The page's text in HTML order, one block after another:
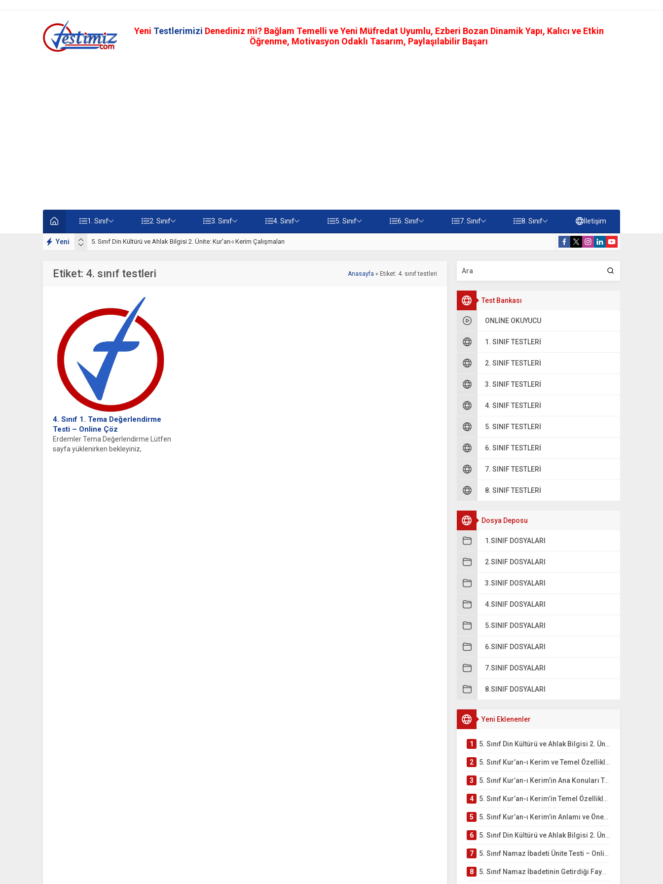
Yeni Testlerimizi Denediniz mi? Bağlam Temelli ve Yeni Müfredat Uyumlu, Ezberi Bozan Dinamik Yapı, Kalıcı ve Etkin
Öğrenme, Motivasyon Odaklı Tasarım, Paylaşılabilir Başarı
1. Sınıf 2. Sınıf 3. Sınıf 4. Sınıf 5. Sınıf 6. Sınıf 7. Sınıf 8. Sınıf İletişim
Yeni 5. Sınıf Kur’an-ı Kerim ve Temel Özellikleri Testi – Online Çöz
Test Bankası
ONLINE OKUYUCU
1. SINIF TESTLERI
2. SINIF TESTLERI
3. SINIF TESTLERI
4. SINIF TESTLERI
5. SINIF TESTLERI
6. SINIF TESTLERI
7. SINIF TESTLERI
8. SINIF TESTLERI
Dosya Deposu
1.SINIF DOSYALARI
2.SINIF DOSYALARI
3.SINIF DOSYALARI
4.SINIF DOSYALARI
5.SINIF DOSYALARI
6.SINIF DOSYALARI
7.SINIF DOSYALARI
8.SINIF DOSYALARI
Yeni Eklenenler
1 5. Sınıf Din Kültürü ve Ahlak Bilgisi 2. Ünite: Kur’an-ı Kerim Çalışmaları
2 5. Sınıf Kur’an-ı Kerim ve Temel Özellikleri Testi – Online Çöz
3 5. Sınıf Kur’an-ı Kerim’in Ana Konuları Testi – Online Çöz
4 5. Sınıf Kur’an-ı Kerim’in Temel Özellikleri ve Önemi Testi – Online Çöz
5 5. Sınıf Kur’an-ı Kerim’in Anlamı ve Önemi Testi – Online Çöz
6 5. Sınıf Din Kültürü ve Ahlak Bilgisi 2. Ünite: Namaz İbadeti Çalışmaları
7 5. Sınıf Namaz İbadeti Ünite Testi – Online Çöz
8 5. Sınıf Namaz İbadetinin Getirdiği Faydalar Testi
Etiket: 4. sınıf testleri Anasayfa » Etiket: 4. sınıf testleri
4. Sınıf 1. Tema Değerlendirme
Testi – Online Çöz
Erdemler Tema Değerlendirme Lütfen
sayfa yüklenirken bekleyiniz,